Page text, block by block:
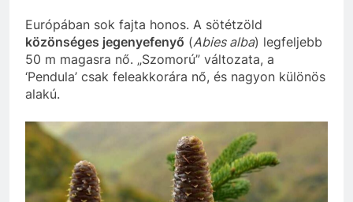
Európában sok fajta honos. A sötétzöld
közönséges jegenyefenyő (Abies alba) legfeljebb
50 m magasra nő. „Szomorú” változata, a
‘Pendula’ csak feleakkorára nő, és nagyon különös
alakú.